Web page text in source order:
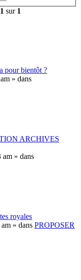
1 sur 1
pour bientôt ?
» dans
ARCHIVES
» dans
royales
» dans PROPOSER